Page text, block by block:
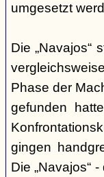
umgesetzt
Die „Navajos“
Phase der
gefunden
gingen
Die „Navajos“